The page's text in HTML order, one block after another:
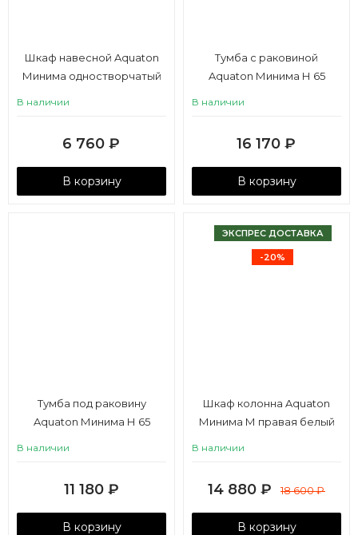
Шкаф навесной Aquaton
Минима одностворчатый
В наличии
6 760 ₽
В корзину
Тумба с раковиной
Aquaton Минима Н 65
В наличии
16 170 ₽
В корзину
Тумба под раковину
Aquaton Минима Н 65
В наличии
11 180 ₽
В корзину
ЭКСПРЕС ДОСТАВКА
-20%
Шкаф колонна Aquaton
Минима М правая белый
В наличии
14 880 ₽ 18 600₽
В корзину